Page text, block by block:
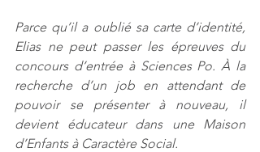
Parce qu’il a oublié sa carte d’identité,
Elias ne peut passer les épreuves du
concours d’entrée à Sciences Po. À la
recherche d’un job en attendant de
pouvoir se présenter à nouveau, il
devient éducateur dans une Maison
d’Enfants à Caractère Social.